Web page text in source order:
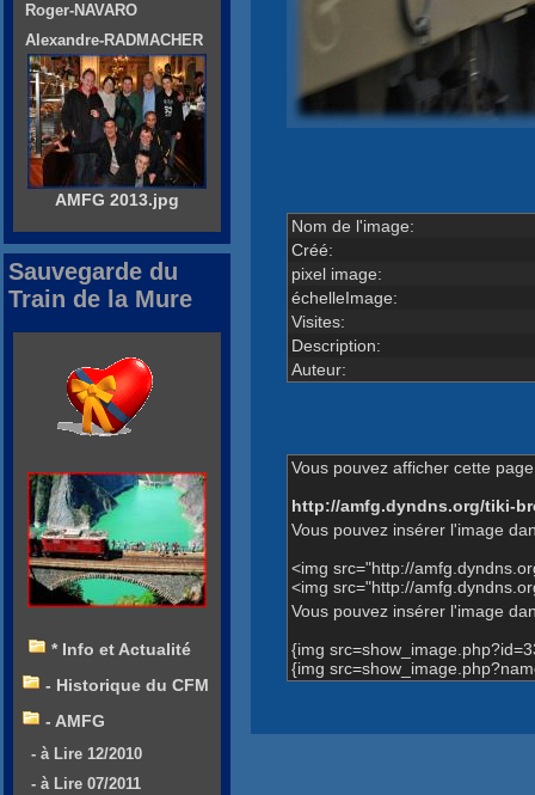
Nom de l'image:
Créé:
pixel image:
échelleImage:
Visites:
Description:
Auteur:
Vous pouvez afficher cette
http://amfg.dyndns.org/tiki-
Vous pouvez insérer l'image
<img src="http://
<img src="http://
Vous pouvez insérer l'image
{img
{img
Roger-NAVARO
Alexandre-RADMACHER
AMFG 2013.jpg
Sauvegarde du
Train de la Mure
* Info et Actualité
- Historique du CFM
- AMFG
- à Lire 12/2010
- à Lire 07/2011